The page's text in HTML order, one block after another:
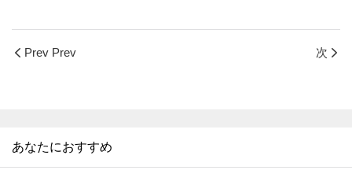
Prev Prev 次
あなたにおすすめ